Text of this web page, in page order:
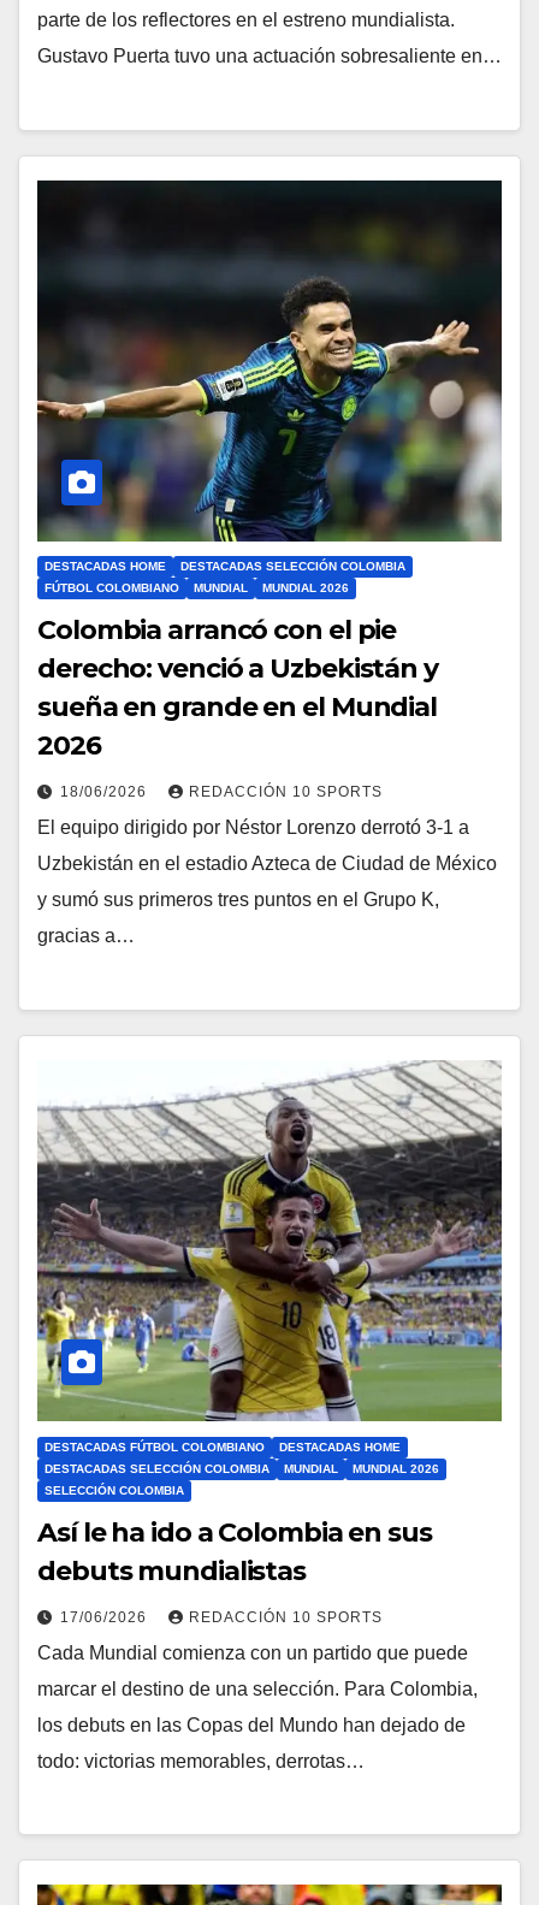
parte de los reflectores en el estreno mundialista.
Gustavo Puerta tuvo una actuación sobresaliente en…
DESTACADAS HOME
DESTACADAS SELECCIÓN COLOMBIA
FÚTBOL COLOMBIANO
MUNDIAL MUNDIAL 2026
Colombia arrancó con el pie
derecho: venció a Uzbekistán y
sueña en grande en el Mundial
2026
18/06/2026 REDACCIÓN 10 SPORTS
El equipo dirigido por Néstor Lorenzo derrotó 3-1 a
Uzbekistán en el estadio Azteca de Ciudad de México
y sumó sus primeros tres puntos en el Grupo K,
gracias a…
DESTACADAS FÚTBOL COLOMBIANO
DESTACADAS HOME
DESTACADAS SELECCIÓN COLOMBIA
MUNDIAL
MUNDIAL 2026
SELECCIÓN COLOMBIA
Así le ha ido a Colombia en sus
debuts mundialistas
17/06/2026 REDACCIÓN 10 SPORTS
Cada Mundial comienza con un partido que puede
marcar el destino de una selección. Para Colombia,
los debuts en las Copas del Mundo han dejado de
todo: victorias memorables, derrotas…